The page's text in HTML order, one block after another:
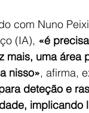
com Nuno
(IA), «é
mais, uma área
nisso», afirma,
deteção e
implicando